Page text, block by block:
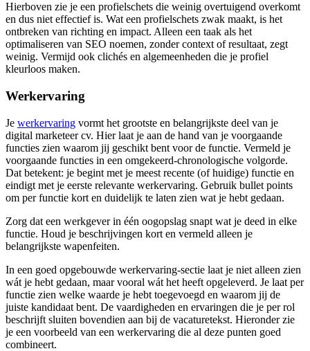
Hierboven zie je een profielschets die weinig overtuigend overkomt
en dus niet effectief is. Wat een profielschets zwak maakt, is het
ontbreken van richting en impact. Alleen een taak als het
optimaliseren van SEO noemen, zonder context of resultaat, zegt
weinig. Vermijd ook clichés en algemeenheden die je profiel
kleurloos maken.
Werkervaring
Je werkervaring vormt het grootste en belangrijkste deel van je
digital marketeer cv. Hier laat je aan de hand van je voorgaande
functies zien waarom jij geschikt bent voor de functie. Vermeld je
voorgaande functies in een omgekeerd-chronologische volgorde.
Dat betekent: je begint met je meest recente (of huidige) functie en
eindigt met je eerste relevante werkervaring. Gebruik bullet points
om per functie kort en duidelijk te laten zien wat je hebt gedaan.
Zorg dat een werkgever in één oogopslag snapt wat je deed in elke
functie. Houd je beschrijvingen kort en vermeld alleen je
belangrijkste wapenfeiten.
In een goed opgebouwde werkervaring-sectie laat je niet alleen zien
wát je hebt gedaan, maar vooral wát het heeft opgeleverd. Je laat per
functie zien welke waarde je hebt toegevoegd en waarom jij de
juiste kandidaat bent. De vaardigheden en ervaringen die je per rol
beschrijft sluiten bovendien aan bij de vacaturetekst. Hieronder zie
je een voorbeeld van een werkervaring die al deze punten goed
combineert.